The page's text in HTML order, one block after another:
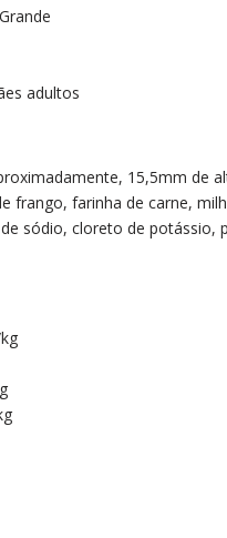
adultos
15,5mm de
frango, farinha de carne,
sódio, cloreto de potássio,